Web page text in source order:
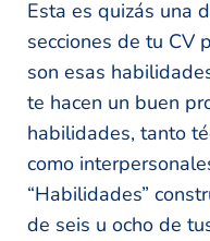
Esta es quizás una
secciones de tu CV
son esas
te hacen un buen
habilidades, tanto
como
“Habilidades”
de seis u ocho de